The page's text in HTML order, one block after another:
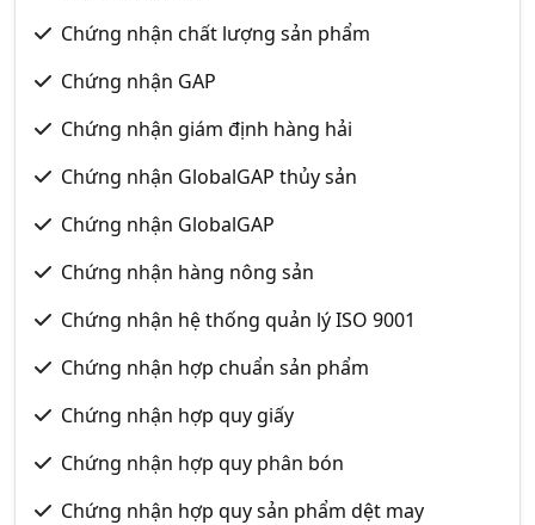
Chứng nhận chất lượng sản phẩm
Chứng nhận GAP
Chứng nhận giám định hàng hải
Chứng nhận GlobalGAP thủy sản
Chứng nhận GlobalGAP
Chứng nhận hàng nông sản
Chứng nhận hệ thống quản lý ISO 9001
Chứng nhận hợp chuẩn sản phẩm
Chứng nhận hợp quy giấy
Chứng nhận hợp quy phân bón
Chứng nhận hợp quy sản phẩm dệt may